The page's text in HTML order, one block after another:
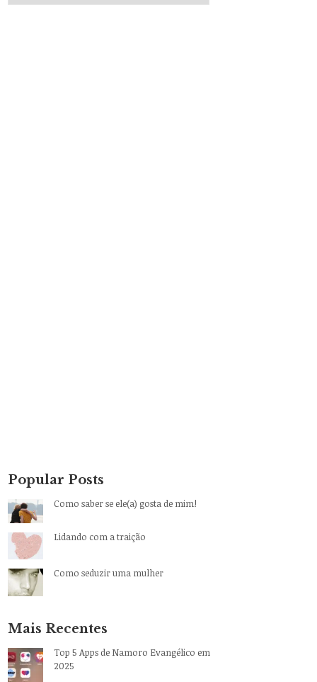
Popular Posts
Como saber se ele(a) gosta de mim!
Lidando com a traição
Como seduzir uma mulher
Mais Recentes
Top 5 Apps de Namoro Evangélico em
2025